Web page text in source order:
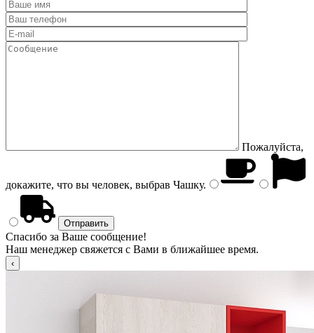
Пожалуйста,
докажите, что вы человек, выбрав Чашку.
Спасибо за Ваше сообщение!
Наш менеджер свяжется с Вами в ближайшее время.